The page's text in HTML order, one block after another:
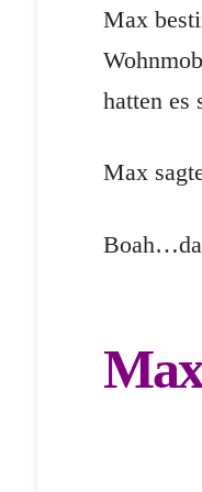
Max
hatten
Max